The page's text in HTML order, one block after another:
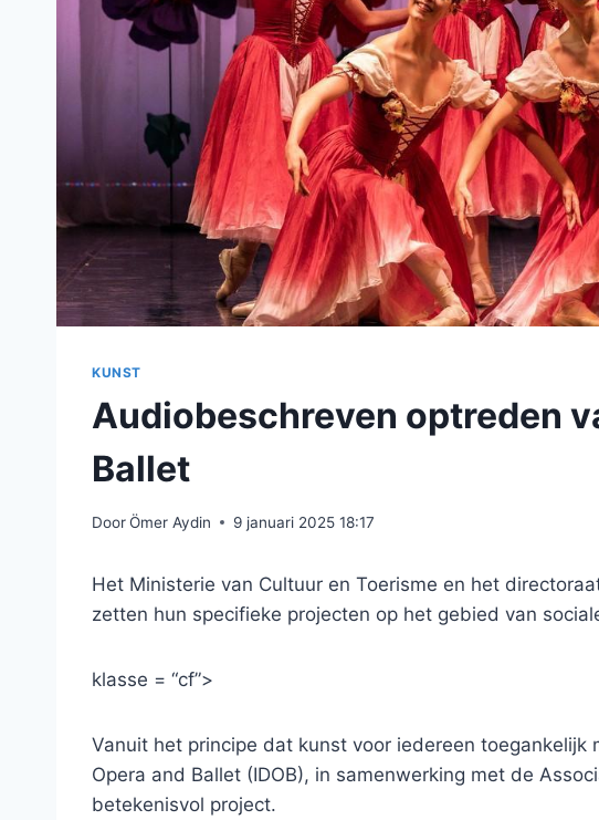
KUNST
Audiobeschreven optreden
Ballet
DoorÖmer Aydin 9 januari 2025 18:17
Het Ministerie van Cultuur en Toerisme en het
zetten hun specifieke projecten op het gebied van
klasse = “cf”>
Vanuit het principe dat kunst voor iedereen
Opera and Ballet (IDOB), in samenwerking met de
betekenisvol project.